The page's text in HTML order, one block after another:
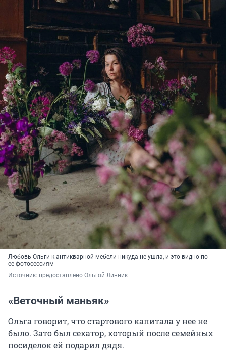
Любовь Ольги к антикварной мебели никуда не ушла, и это видно по
ее фотосессиям
Источник: предоставлено Ольгой Линник
«Веточный маньяк»
Ольга говорит, что стартового капитала у нее не
было. Зато был секатор, который после семейных
посиделок ей подарил дядя.